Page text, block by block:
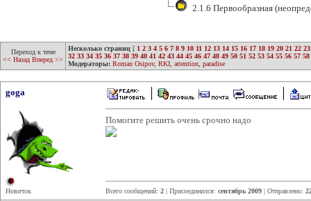
2.1.6 Первообразная
Переход к теме
<< Назад Вперед >>
Несколько страниц [ 1 2 3 4 5 6 7 8 9 10 11 12 13 14 15 16 17 18 19 20 21 22 23
32 33 34 35 36 37 38 39 40 41 42 43 44 45 46 47 48 49 50 51 52 53 54 55 56 57 58
Модераторы: Roman Osipov, RKI attention paradise
goga
Новичок
Помогите решить очень срочно надо
Всего сообщений: 2 | Присоединился: сентябрь 2009 | Отправлено: